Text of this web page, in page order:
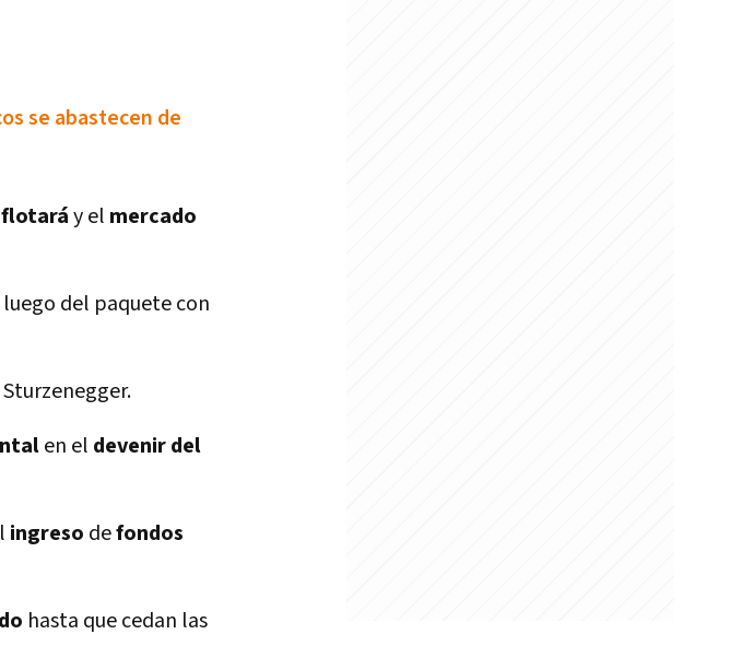
se abastecen de
flotaráy el mercado
luego del paquete con
en el devenir del
ingreso defondos
hasta que cedan las